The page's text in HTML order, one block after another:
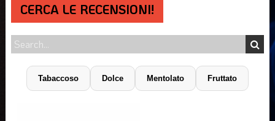
CERCA LE RECENSIONI!
Tabaccoso Dolce Mentolato Fruttato